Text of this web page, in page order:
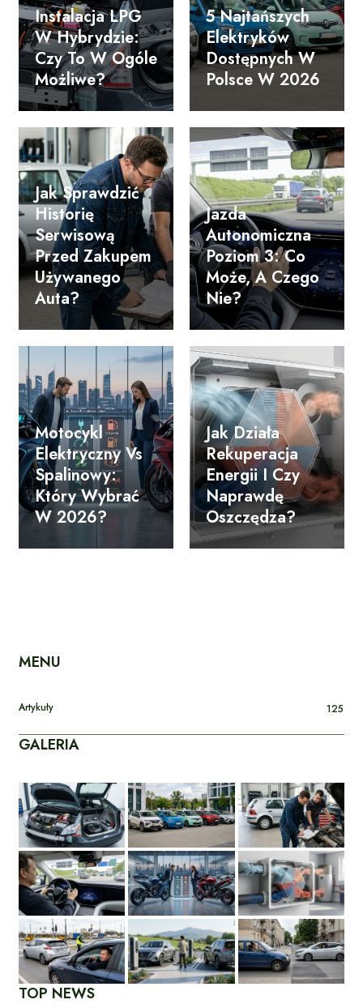
Instalacja LPG
W Hybrydzie:
Czy To W Ogóle
Możliwe?
5 Najtańszych
Elektryków
Dostępnych W
Polsce W 2026
Jak Sprawdzić
Historię
Serwisową
Przed Zakupem
Używanego
Auta?
Jazda
Autonomiczna
Poziom 3: Co
Może, A Czego
Nie?
Motocykl
Elektryczny Vs
Spalinowy:
Który Wybrać
W 2026?
Jak Działa
Rekuperacja
Energii I Czy
Naprawdę
Oszczędza?
MENU
Artykuły 125
GALERIA
TOP NEWS